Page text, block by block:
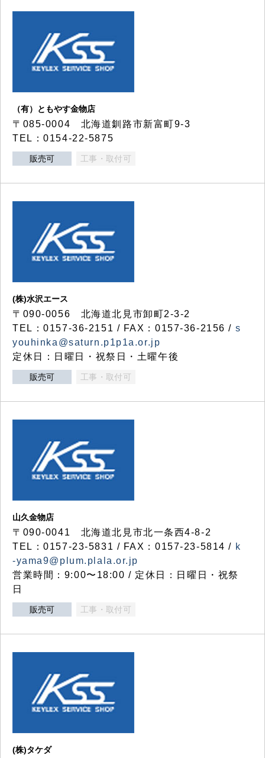
（有）ともやす金物店
〒085-0004 北海道釧路市新富町9-3
TEL：0154-22-5875
販売可 工事・取付可
(株)水沢エース
〒090-0056 北海道北見市卸町2-3-2
TEL：0157-36-2151 / FAX：0157-36-2156 / s
youhinka@saturn.p1p1a.or.jp
定休日：日曜日・祝祭日・土曜午後
販売可 工事・取付可
山久金物店
〒090-0041 北海道北見市北一条西4-8-2
TEL：0157-23-5831 / FAX：0157-23-5814 / k
-yama9@plum.plala.or.jp
営業時間：9:00〜18:00 / 定休日：日曜日・祝祭
日
販売可 工事・取付可
(株)タケダ